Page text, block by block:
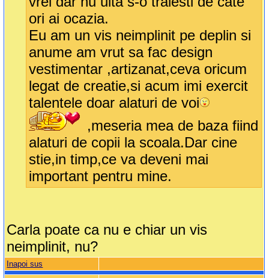
ori ai ocazia.
Eu am un vis neimplinit pe deplin si
anume am vrut sa fac design
vestimentar ,artizanat,ceva oricum
legat de creatie,si acum imi exercit
talentele doar alaturi de voi
,meseria mea de baza fiind
alaturi de copii la scoala.Dar cine
stie,in timp,ce va deveni mai
important pentru mine.
Carla poate ca nu e chiar un vis
neimplinit, nu?
Inapoi sus